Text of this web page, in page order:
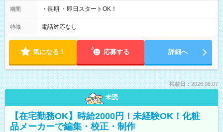
期間 ・長期 ・即日スタートOK！
特徴 電話対応なし
気になる！ 応募する 詳細へ
掲載日：2026.08.07
未読
【在宅勤務OK】時給2000円！未経験OK！化粧
品メーカーで編集・校正・制作